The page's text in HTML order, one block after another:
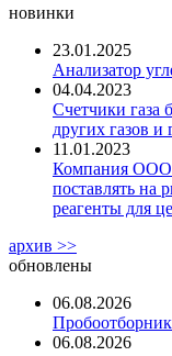
новинки
23.01.2025
Анализатор
04.04.2023
Счетчики газа
других газов и
11.01.2023
Компания ООО
поставлять на
реагенты для
архив >>
обновлены
06.08.2026
06.08.2026